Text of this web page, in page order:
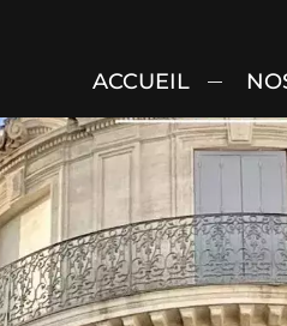
ACCUEIL